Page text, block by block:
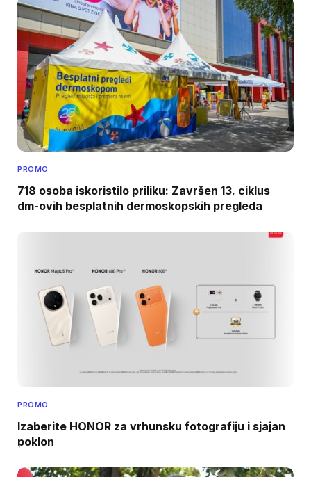
PROMO
718 osoba iskoristilo priliku: Završen 13. ciklus
dm-ovih besplatnih dermoskopskih pregleda
PROMO
Izaberite HONOR za vrhunsku fotografiju i sjajan
poklon